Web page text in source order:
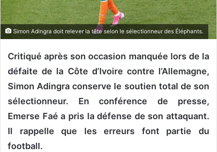
u
r
r
e
Simon Adingra doit relever la tête selon le sélectionneur des Éléphants.
Critiqué après son occasion manquée lors de la
défaite de la Côte d’Ivoire contre l’Allemagne,
Simon Adingra conserve le soutien total de son
sélectionneur. En conférence de presse,
Emerse Faé a pris la défense de son attaquant.
Il rappelle que les erreurs font partie du
football.